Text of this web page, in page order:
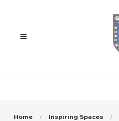
Home Inspiring Spaces